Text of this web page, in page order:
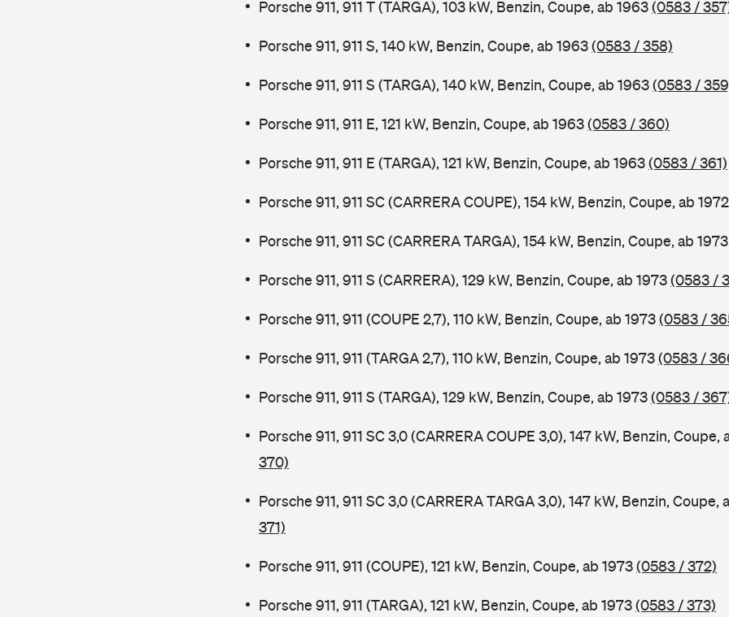
Porsche 911, 911 T (TARGA), 103 kW, Benzin, Coupe, ab 1963(0583 /
Porsche 911, 911 S, 140 kW, Benzin, Coupe, ab 1963(0583 / 358)
Porsche 911, 911 S (TARGA), 140 kW, Benzin, Coupe, ab 1963(0583 /
Porsche 911, 911 E, 121 kW, Benzin, Coupe, ab 1963(0583 / 360)
Porsche 911, 911 E (TARGA), 121 kW, Benzin, Coupe, ab 1963(0583 / 361)
Porsche 911, 911 SC (CARRERA COUPE), 154 kW, Benzin, Coupe, ab 1972
Porsche 911, 911 SC (CARRERA TARGA), 154 kW, Benzin, Coupe, ab 1973
Porsche 911, 911 S (CARRERA), 129 kW, Benzin, Coupe, ab 1973(0583 /
Porsche 911, 911 (COUPE 2,7), 110 kW, Benzin, Coupe, ab 1973(0583 /
Porsche 911, 911 (TARGA 2,7), 110 kW, Benzin, Coupe, ab 1973(0583 /
Porsche 911, 911 S (TARGA), 129 kW, Benzin, Coupe, ab 1973(0583 /
Porsche 911, 911 SC 3,0 (CARRERA COUPE 3,0), 147 kW, Benzin, Coupe,
370)
Porsche 911, 911 SC 3,0 (CARRERA TARGA 3,0), 147 kW, Benzin, Coupe,
371)
Porsche 911, 911 (COUPE), 121 kW, Benzin, Coupe, ab 1973(0583 / 372)
Porsche 911, 911 (TARGA), 121 kW, Benzin, Coupe, ab 1973(0583 / 373)